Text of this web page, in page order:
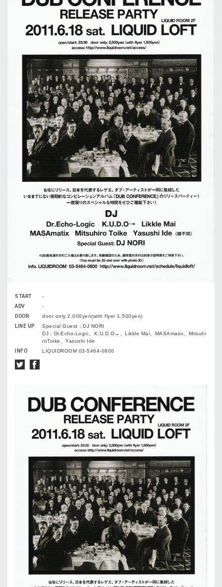
START
-
ADV
-
DOOR
door only 2,000yen(with flyer 1,500yen)
LINE UP
Special Guest：DJ NORI
DJ：Dr.Echo-Logic、K.U.D.O→、Likkle Mai、MASAmatix、Mitsuhi
roToike、Yasushi Ide
INFO
LIQUIDROOM 03-5464-0800